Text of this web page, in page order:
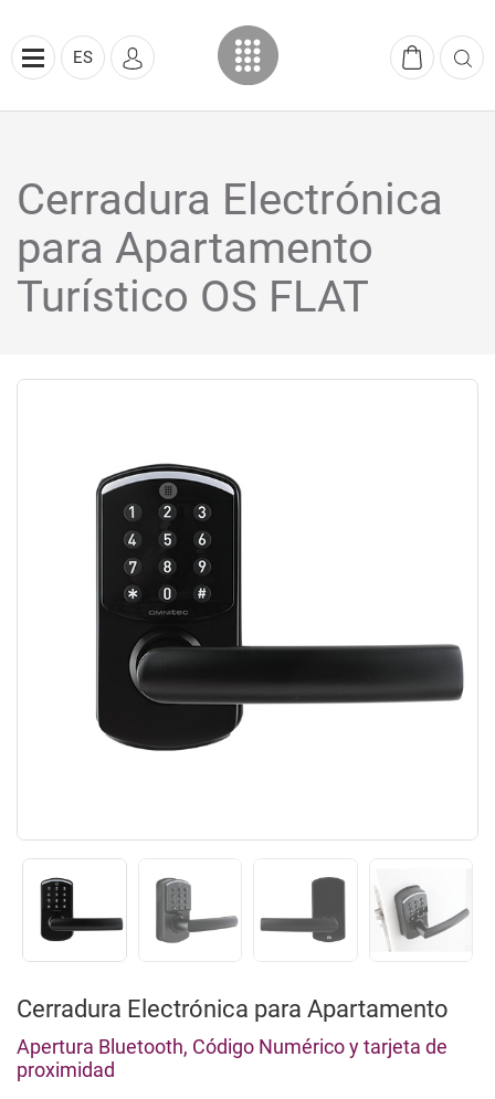
ES
Cerradura Electrónica
para Apartamento
Turístico OS FLAT
Cerradura Electrónica para Apartamento
Apertura Bluetooth, Código Numérico y tarjeta de
proximidad